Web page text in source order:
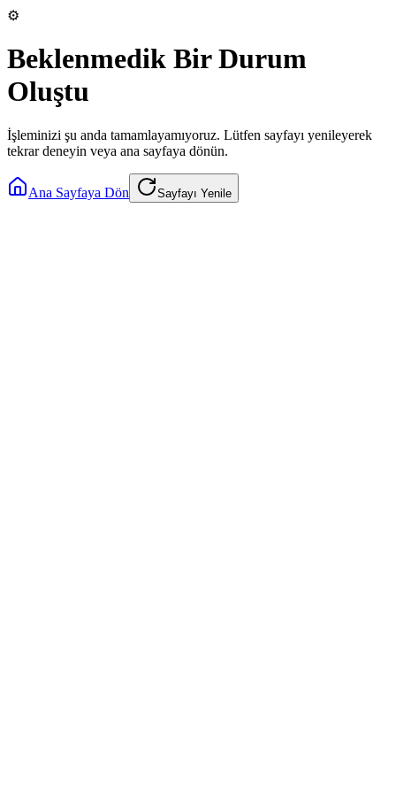
⚙️
Beklenmedik Bir Durum
Oluştu
İşleminizi şu anda tamamlayamıyoruz. Lütfen sayfayı yenileyerek
tekrar deneyin veya ana sayfaya dönün.
Ana Sayfaya Dön Sayfayı Yenile